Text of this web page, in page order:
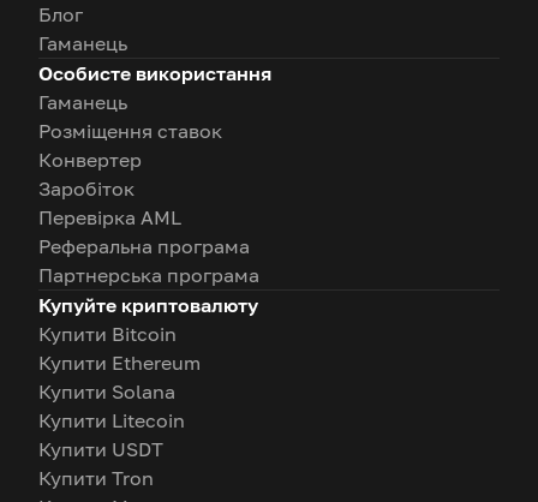
Блог
Гаманець
Особисте використання
Гаманець
Розміщення ставок
Конвертер
Заробіток
Перевірка AML
Реферальна програма
Партнерська програма
Купуйте криптовалюту
Купити Bitcoin
Купити Ethereum
Купити Solana
Купити Litecoin
Купити USDT
Купити Tron